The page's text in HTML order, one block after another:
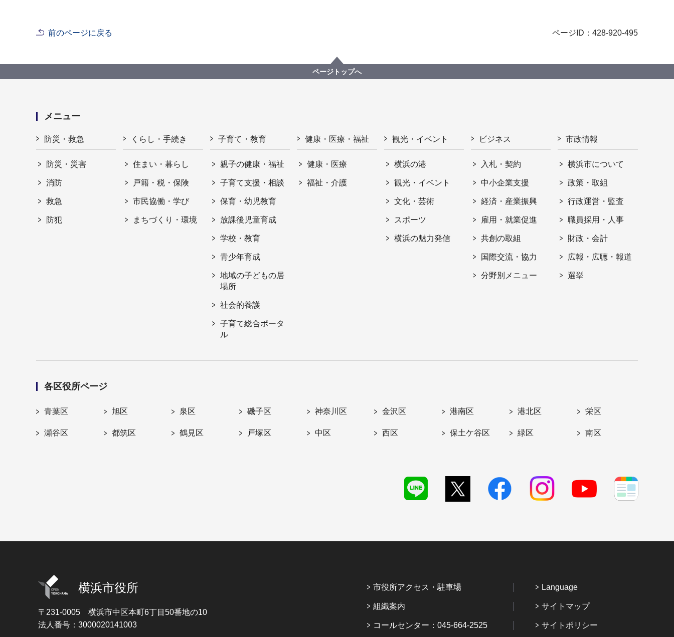
前のページに戻る ページID：428-920-495
ページトップへ
メニュー
防災・救急
防災・災害
消防
救急
防犯
くらし・手続き
住まい・暮らし
戸籍・税・保険
市民協働・学び
まちづくり・環境
子育て・教育
親子の健康・福祉
子育て支援・相談
保育・幼児教育
放課後児童育成
学校・教育
青少年育成
地域の子どもの居
場所
社会的養護
子育て総合ポータ
ル
健康・医療・福祉
健康・医療
福祉・介護
観光・イベント
横浜の港
観光・イベント
文化・芸術
スポーツ
横浜の魅力発信
ビジネス
入札・契約
中小企業支援
経済・産業振興
雇用・就業促進
共創の取組
国際交流・協力
分野別メニュー
市政情報
横浜市について
政策・取組
行政運営・監査
職員採用・人事
財政・会計
広報・広聴・報道
選挙
各区役所ページ
青葉区 旭区 泉区 磯子区 神奈川区 金沢区 港南区 港北区 栄区
瀬谷区 都筑区 鶴見区 戸塚区 中区 西区 保土ケ谷区 緑区 南区
横浜市役所
〒231-0005 横浜市中区本町6丁目50番地の10
法人番号：3000020141003
市役所アクセス・駐車場
組織案内
コールセンター：045-664-2525
Language
サイトマップ
サイトポリシー